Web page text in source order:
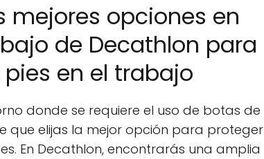
mejores opciones en
de Decathlon para
en el trabajo
donde se requiere el uso de botas de
que elijas la mejor opción para proteger
En Decathlon, encontrarás una amplia